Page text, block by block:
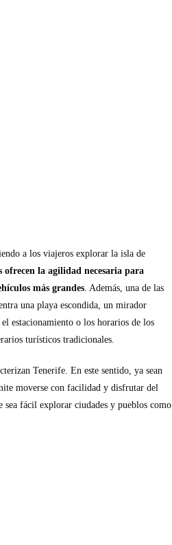
a los viajeros explorar la isla de
ofrecen la agilidad necesaria para
más grandes. Además, una de las
una playa escondida, un mirador
estacionamiento o los horarios de los
turísticos tradicionales.
Tenerife. En este sentido, ya sean
moverse con facilidad y disfrutar del
sea fácil explorar ciudades y pueblos como